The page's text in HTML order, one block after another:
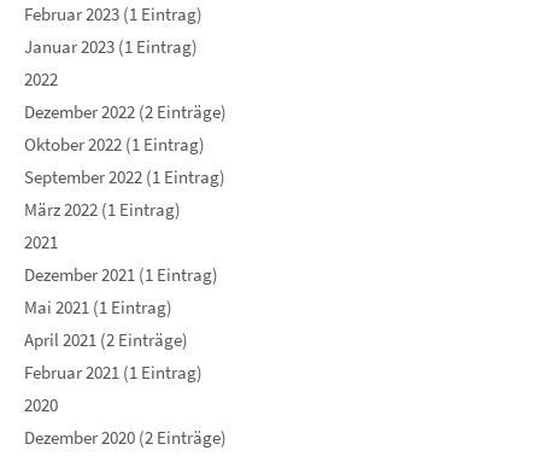
Februar 2023 (1 Eintrag)
Januar 2023 (1 Eintrag)
2022
Dezember 2022 (2 Einträge)
Oktober 2022 (1 Eintrag)
September 2022 (1 Eintrag)
März 2022 (1 Eintrag)
2021
Dezember 2021 (1 Eintrag)
Mai 2021 (1 Eintrag)
April 2021 (2 Einträge)
Februar 2021 (1 Eintrag)
2020
Dezember 2020 (2 Einträge)